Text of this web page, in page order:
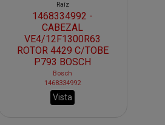
Raíz
1468334992 -
CABEZAL
VE4/12F1300R63
ROTOR 4429 C/TOBE
P793 BOSCH
Bosch
1468334992
Vista